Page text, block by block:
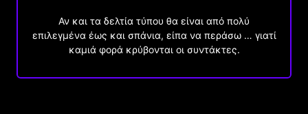
Αν και τα δελτία τύπου θα είναι από πολύ
επιλεγμένα έως και σπάνια, είπα να περάσω … γιατί
καμιά φορά κρύβονται οι συντάκτες.